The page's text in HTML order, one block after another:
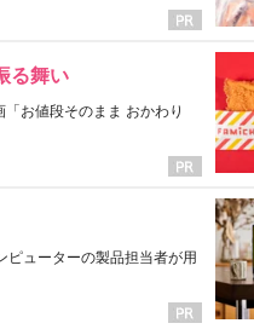
る舞い
お値段そのまま おかわり
ピューターの製品担当者が用